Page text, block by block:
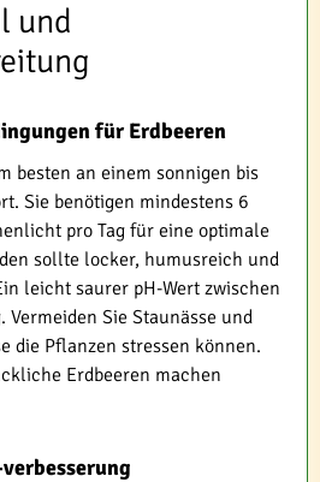
und
für Erdbeeren
besten an einem sonnigen bis
Sie benötigen mindestens 6
pro Tag für eine optimale
sollte locker, humusreich und
leicht saurer pH-Wert zwischen
Sie Staunässe und
die Pflanzen stressen können.
Erdbeeren machen